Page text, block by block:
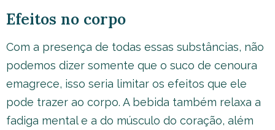
Efeitos no corpo
Com a presença de todas essas substâncias, não
podemos dizer somente que o suco de cenoura
emagrece, isso seria limitar os efeitos que ele
pode trazer ao corpo. A bebida também relaxa a
fadiga mental e a do músculo do coração, além